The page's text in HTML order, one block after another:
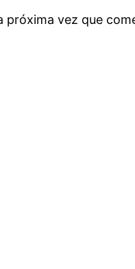
próxima vez que